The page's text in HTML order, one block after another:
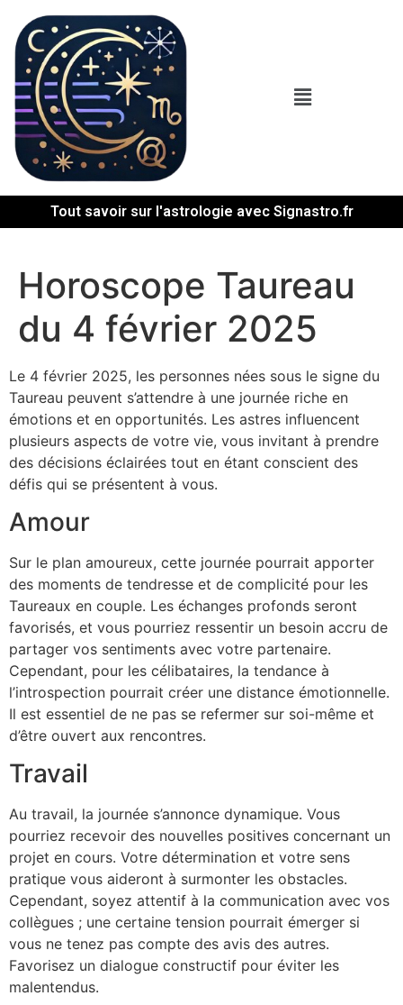
Tout savoir sur l'astrologie avec Signastro.fr
Horoscope Taureau
du 4 février 2025
Le 4 février 2025, les personnes nées sous le signe du
Taureau peuvent s’attendre à une journée riche en
émotions et en opportunités. Les astres influencent
plusieurs aspects de votre vie, vous invitant à prendre
des décisions éclairées tout en étant conscient des
défis qui se présentent à vous.
Amour
Sur le plan amoureux, cette journée pourrait apporter
des moments de tendresse et de complicité pour les
Taureaux en couple. Les échanges profonds seront
favorisés, et vous pourriez ressentir un besoin accru de
partager vos sentiments avec votre partenaire.
Cependant, pour les célibataires, la tendance à
l’introspection pourrait créer une distance émotionnelle.
Il est essentiel de ne pas se refermer sur soi-même et
d’être ouvert aux rencontres.
Travail
Au travail, la journée s’annonce dynamique. Vous
pourriez recevoir des nouvelles positives concernant un
projet en cours. Votre détermination et votre sens
pratique vous aideront à surmonter les obstacles.
Cependant, soyez attentif à la communication avec vos
collègues ; une certaine tension pourrait émerger si
vous ne tenez pas compte des avis des autres.
Favorisez un dialogue constructif pour éviter les
malentendus.